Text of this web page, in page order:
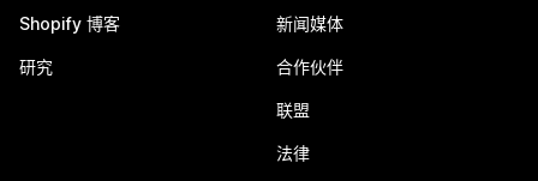
Shopify 博客
研究
新闻媒体
合作伙伴
联盟
法律